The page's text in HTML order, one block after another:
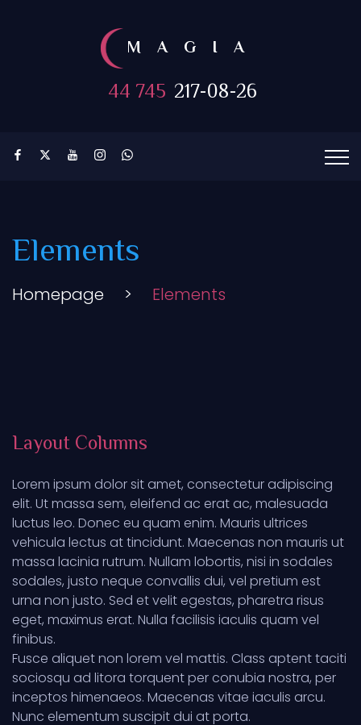
MAGIA
44 745 217-08-26
Elements
Homepage > Elements
Layout Columns
Lorem ipsum dolor sit amet, consectetur adipiscing
elit. Ut massa sem, eleifend ac erat ac, malesuada
luctus leo. Donec eu quam enim. Mauris ultrices
vehicula lectus at tincidunt. Maecenas non mauris ut
massa lacinia rutrum. Nullam lobortis, nisi in sodales
sodales, justo neque convallis dui, vel pretium est
urna non justo. Sed et velit egestas, pharetra risus
eget, maximus erat. Nulla facilisis iaculis quam vel
finibus.
Fusce aliquet non lorem vel mattis. Class aptent taciti
sociosqu ad litora torquent per conubia nostra, per
inceptos himenaeos. Maecenas vitae iaculis arcu.
Nunc elementum suscipit dui at porta.